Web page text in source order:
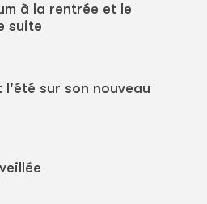
à la rentrée et le
suite
sur son nouveau